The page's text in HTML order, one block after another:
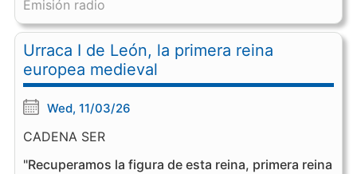
Emisión radio
Urraca I de León, la primera reina
europea medieval
Wed, 11/03/26
CADENA SER
"Recuperamos la figura de esta reina, primera reina